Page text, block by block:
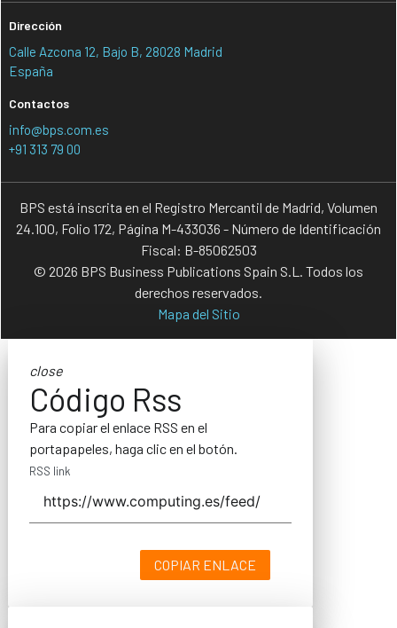
Dirección
Calle Azcona 12, Bajo B, 28028 Madrid
España
Contactos
info@bps.com.es
+91 313 79 00
BPS está inscrita en el Registro Mercantil de Madrid, Volumen
24.100, Folio 172, Página M-433036 - Número de Identificación
Fiscal: B-85062503
© 2026 BPS Business Publications Spain S.L. Todos los
derechos reservados.
Mapa del Sitio
close
Código Rss
Para copiar el enlace RSS en el
portapapeles, haga clic en el botón.
RSS link
COPIAR ENLACE